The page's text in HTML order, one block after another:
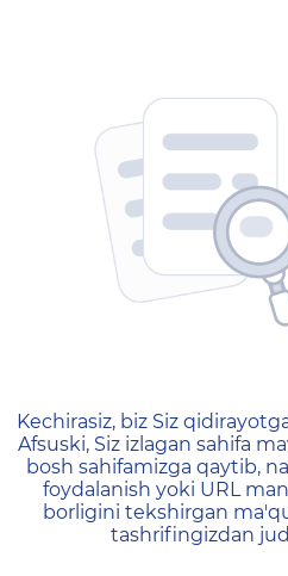
404 —
Kechirasiz, biz Siz
Afsuski, Siz izlagan sahifa
bosh sahifamizga qaytib,
foydalanish yoki URL
borligini tekshirgan
tashrifingizdan